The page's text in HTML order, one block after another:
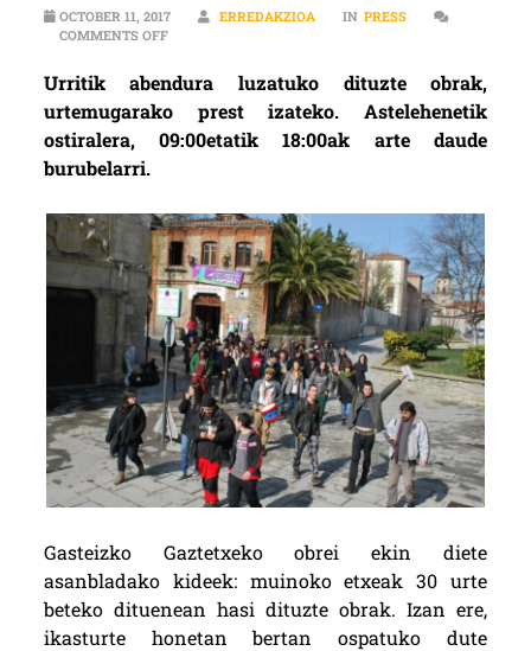
OCTOBER 11, 2017 ERREDAKZIOA IN PRESS
COMMENTS OFFON GASTEIZKO GAZTETXEKO OBRAK HASI DITUZTE,
Urritik abendura luzatuko dituzte obrak,
urtemugarako prest izateko. Astelehenetik
ostiralera, 09:00etatik 18:00ak arte daude
burubelarri.
Gasteizko Gaztetxeko obrei ekin diete
asanbladako kideek: muinoko etxeak 30 urte
beteko dituenean hasi dituzte obrak. Izan ere,
ikasturte honetan bertan ospatuko dute